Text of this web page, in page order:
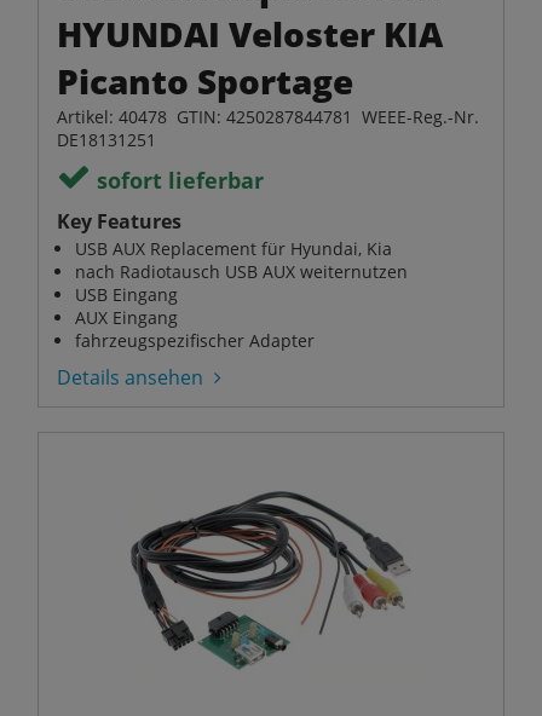
HYUNDAI Veloster KIA
Picanto Sportage
Artikel: 40478 GTIN: 4250287844781 WEEE-Reg.-Nr.
DE18131251
sofort lieferbar
Key Features
USB AUX Replacement für Hyundai, Kia
nach Radiotausch USB AUX weiternutzen
USB Eingang
AUX Eingang
fahrzeugspezifischer Adapter
Details ansehen